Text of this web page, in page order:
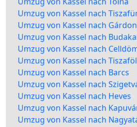
Umzug von Kassel nach
Umzug von Kassel nach
Umzug von Kassel nach
Umzug von Kassel nach
Umzug von Kassel nach
Umzug von Kassel nach Barcs
Umzug von Kassel nach
Umzug von Kassel nach Heves
Umzug von Kassel nach
Umzug von Kassel nach